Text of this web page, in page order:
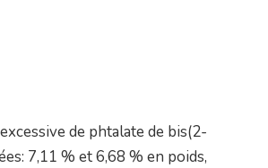
de phtalate de bis(2-
7,11 % et 6,68 % en poids,